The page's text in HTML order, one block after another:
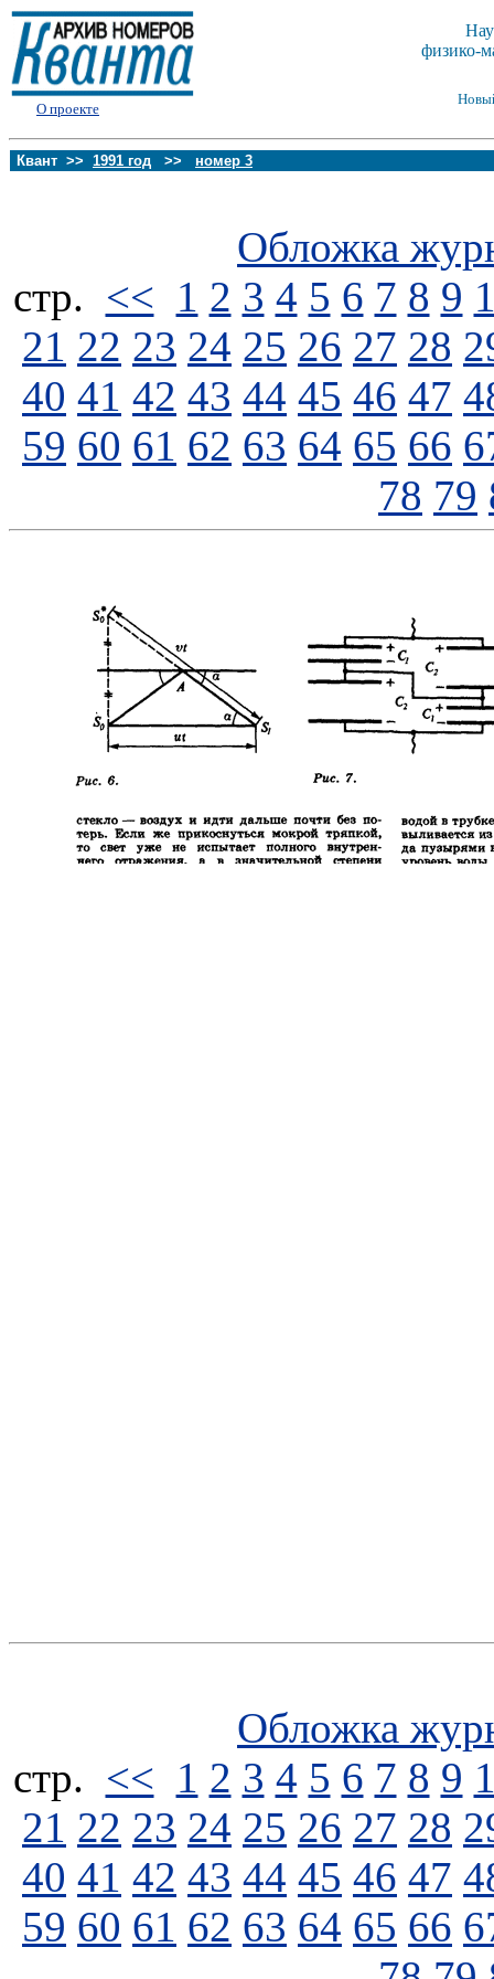
О проекте
физико-
Квант >> 1991 год >> номер 3
Обложка
стp. << 1 2 3 4 5 6 7 8 9
21 22 23 24 25 26 27 28
40 41 42 43 44 45 46 47
59 60 61 62 63 64 65 66
78 79
Обложка
стp. << 1 2 3 4 5 6 7 8 9
21 22 23 24 25 26 27 28
40 41 42 43 44 45 46 47
59 60 61 62 63 64 65 66